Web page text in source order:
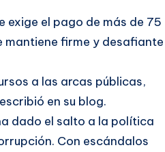
exige el pago de más de 75
mantiene firme y desafiante
a las arcas públicas,
en su blog.
dado el salto a la política
Con escándalos